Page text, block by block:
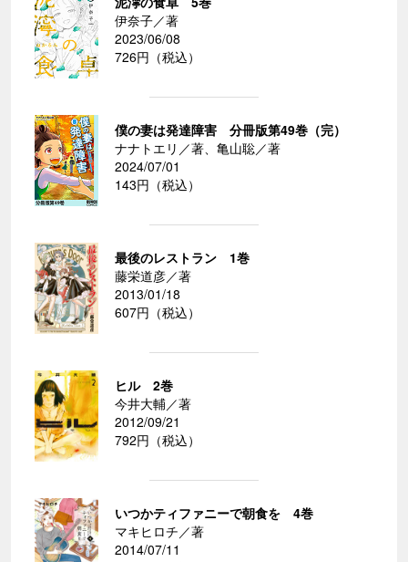
伊奈子／著
2023/06/08
726円（税込）
僕の妻は発達障害 分冊版第49巻（完）
ナナトエリ／著、亀山聡／著
2024/07/01
143円（税込）
最後のレストラン 1巻
藤栄道彦／著
2013/01/18
607円（税込）
ヒル 2巻
今井大輔／著
2012/09/21
792円（税込）
いつかティファニーで朝食を 4巻
マキヒロチ／著
2014/07/11